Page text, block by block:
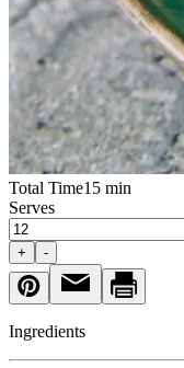
Total Time15 min
Serves
+ -
Ingredients